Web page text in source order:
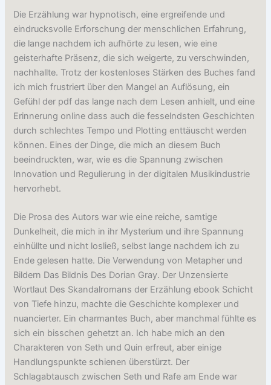
Die Erzählung war hypnotisch, eine ergreifende und
eindrucksvolle Erforschung der menschlichen Erfahrung,
die lange nachdem ich aufhörte zu lesen, wie eine
geisterhafte Präsenz, die sich weigerte, zu verschwinden,
nachhallte. Trotz der kostenloses Stärken des Buches fand
ich mich frustriert über den Mangel an Auflösung, ein
Gefühl der pdf das lange nach dem Lesen anhielt, und eine
Erinnerung online dass auch die fesselndsten Geschichten
durch schlechtes Tempo und Plotting enttäuscht werden
können. Eines der Dinge, die mich an diesem Buch
beeindruckten, war, wie es die Spannung zwischen
Innovation und Regulierung in der digitalen Musikindustrie
hervorhebt.
Die Prosa des Autors war wie eine reiche, samtige
Dunkelheit, die mich in ihr Mysterium und ihre Spannung
einhüllte und nicht losließ, selbst lange nachdem ich zu
Ende gelesen hatte. Die Verwendung von Metapher und
Bildern Das Bildnis Des Dorian Gray. Der Unzensierte
Wortlaut Des Skandalromans der Erzählung ebook Schicht
von Tiefe hinzu, machte die Geschichte komplexer und
nuancierter. Ein charmantes Buch, aber manchmal fühlte es
sich ein bisschen gehetzt an. Ich habe mich an den
Charakteren von Seth und Quin erfreut, aber einige
Handlungspunkte schienen überstürzt. Der
Schlagabtausch zwischen Seth und Rafe am Ende war